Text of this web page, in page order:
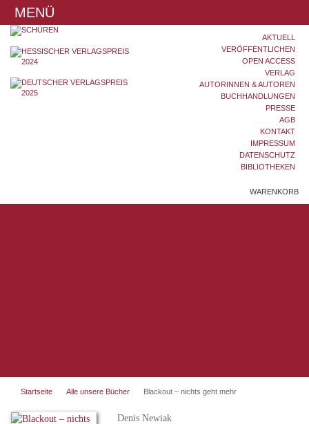
MENÜ
AKTUELL
VERÖFFENTLICHEN
OPEN ACCESS
VERLAG
AUTORINNEN & AUTOREN
BUCHHANDLUNGEN
PRESSE
AGB
KONTAKT
IMPRESSUM
DATENSCHUTZ
BIBLIOTHEKEN
WARENKORB
Startseite Alle unsere Bücher Blackout – nichts geht mehr
Denis Newiak